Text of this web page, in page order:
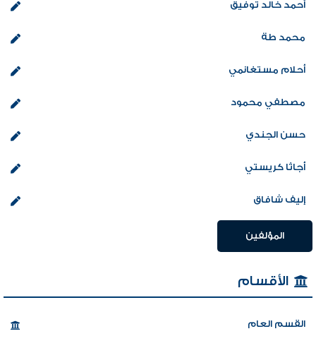
أحمد خالد توفيق
محمد طة
أحلام مستغانمي
مصطفي محمود
حسن الجندي
أجاثا كريستي
إليف شافاق
المؤلفين
الأقسام
القسم العام